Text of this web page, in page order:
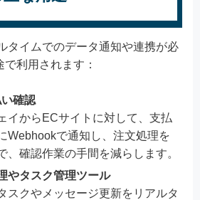
タイムでのデータ通知や連携が必
利用されます：
確認
イからECサイトに対して、支払
Webhookで通知し、注文処理を
、確認作業の手間を減らします。
やタスク管理ツール
スクやメッセージ更新をリアルタ